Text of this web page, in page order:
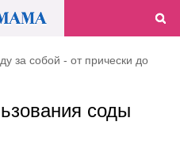
за собой - от прически до
соды